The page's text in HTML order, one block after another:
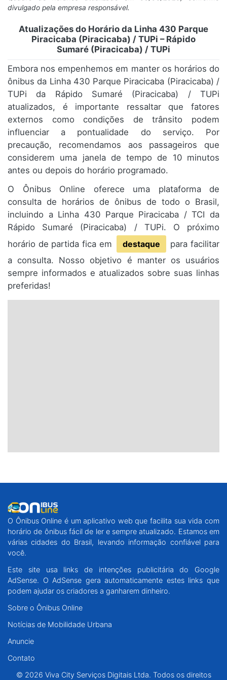
divulgado pela empresa responsável.
Atualizações do Horário da Linha 430 Parque
Piracicaba (Piracicaba) / TUPi – Rápido
Sumaré (Piracicaba) / TUPi
Embora nos empenhemos em manter os horários do
ônibus da Linha 430 Parque Piracicaba (Piracicaba) /
TUPi da Rápido Sumaré (Piracicaba) / TUPi
atualizados, é importante ressaltar que fatores
externos como condições de trânsito podem
influenciar a pontualidade do serviço. Por
precaução, recomendamos aos passageiros que
considerem uma janela de tempo de 10 minutos
antes ou depois do horário programado.
O Ônibus Online oferece uma plataforma de
consulta de horários de ônibus de todo o Brasil,
incluindo a Linha 430 Parque Piracicaba / TCI da
Rápido Sumaré (Piracicaba) / TUPi. O próximo
horário de partida fica em
destaque
para facilitar
a consulta. Nosso objetivo é manter os usuários
sempre informados e atualizados sobre suas linhas
preferidas!
O Ônibus Online é um aplicativo web que facilita sua vida com
horário de ônibus fácil de ler e sempre atualizado. Estamos em
várias cidades do Brasil, levando informação confiável para
você.
Este site usa links de intenções publicitária do Google
AdSense. O AdSense gera automaticamente estes links que
podem ajudar os criadores a ganharem dinheiro.
Sobre o Ônibus Online
Notícias de Mobilidade Urbana
Anuncie
Contato
© 2026 Viva City Serviços Digitais Ltda. Todos os direitos